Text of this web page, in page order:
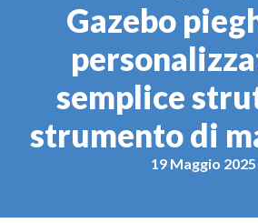
Gazebo
semplice
strumento di
19 Maggio 2025